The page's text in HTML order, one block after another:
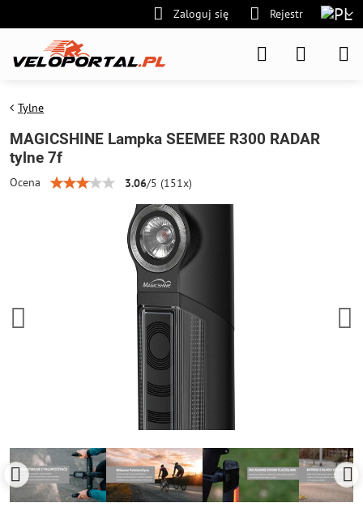
Zaloguj się Rejestr
Tylne
MAGICSHINE Lampka SEEMEE R300 RADAR
tylne 7f
Ocena 3.06/5 (151x)